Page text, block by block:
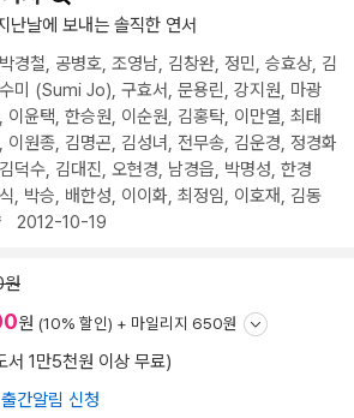
난날에 보내는 솔직한 연서
박경철, 공병호, 조영남, 김창완, 정민, 승효상, 김
미 (Sumi Jo), 구효서, 문용린, 강지원, 마광
, 이윤택, 한승원, 이순원, 김홍탁, 이만열, 최태
, 이원종, 김명곤, 김성녀 , 전무송, 김운경, 정경화
김덕수, 김대진, 오현경, 남경읍, 박명성, 한경
, 박승, 배한성, 이이화, 최정임, 이호재, 김동
2012-10-19
원 (10% 할인) + 마일리지 650원
서 1만5천원 이상 무료)
간알림 신청